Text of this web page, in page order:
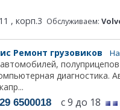
, корп.3 Обслуживаем:
Ремонт грузовиков
диагностика.
29 6500018 с 9 до 18